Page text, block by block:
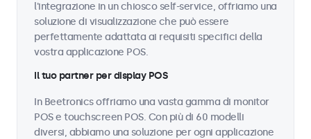
l'integrazione in un chiosco self-service, offriamo una
soluzione di visualizzazione che può essere
perfettamente adattata ai requisiti specifici della
vostra applicazione POS.
Il tuo partner per display POS
In Beetronics offriamo una vasta gamma di monitor
POS e touchscreen POS. Con più di 60 modelli
diversi, abbiamo una soluzione per ogni applicazione